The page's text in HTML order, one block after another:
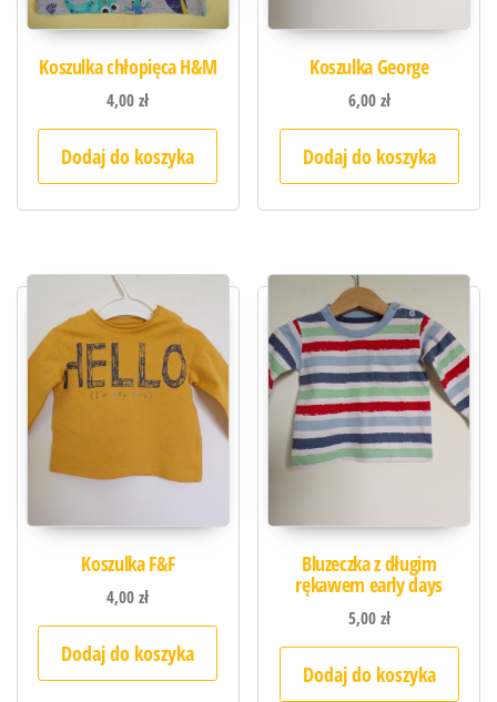
Koszulka chłopięca H&M
4,00zł
Dodaj do koszyka
Koszulka George
6,00zł
Dodaj do koszyka
Koszulka F&F
4,00zł
Dodaj do koszyka
Bluzeczka z długim
rękawem early days
5,00zł
Dodaj do koszyka